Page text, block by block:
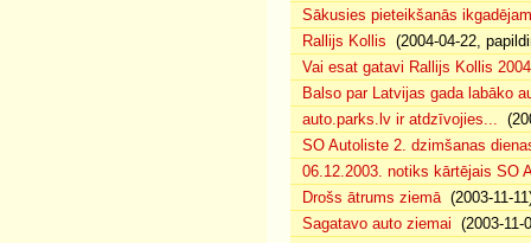
Sākusies pieteikšanās
Rallijs Kollis (2004-04-22,
Vai esat gatavi Rallijs Kollis
Balso par Latvijas gada labāko
auto.parks.lv ir atdzīvojies...
SO Autoliste 2. dzimšanas
06.12.2003. notiks kārtējais SO
Drošs ātrums ziemā(2003-11-
Sagatavo auto ziemai (2003-11-